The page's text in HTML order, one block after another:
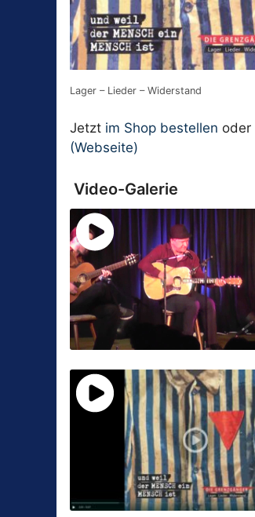
Lager – Lieder – Widerstand
Jetzt im Shop bestellen oder
(Webseite)
Video-Galerie